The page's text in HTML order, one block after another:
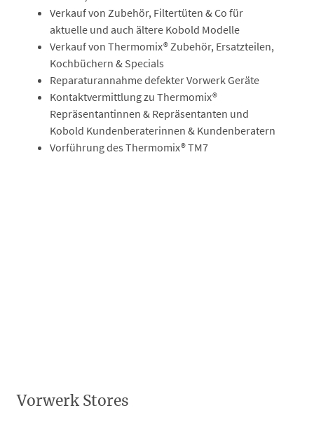
Verkauf von Zubehör, Filtertüten & Co für
aktuelle und auch ältere Kobold Modelle
Verkauf von Thermomix® Zubehör, Ersatzteilen,
Kochbüchern & Specials
Reparaturannahme defekter Vorwerk Geräte
Kontaktvermittlung zu Thermomix®
Repräsentantinnen & Repräsentanten und
Kobold Kundenberaterinnen & Kundenberatern
Vorführung des Thermomix® TM7
Vorwerk Stores